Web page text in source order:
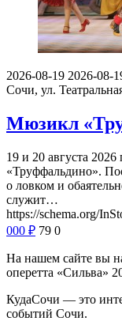
2026-08-19 2026-08-
Сочи, ул.
Мюзикл
19 и 20 августа
«Труффальдино».
о ловком и
служит…
https://schema.org/
000 ₽ 79 0
На нашем сайте вы
оперетта «Сильва»
КудаСочи — это
событий Сочи.